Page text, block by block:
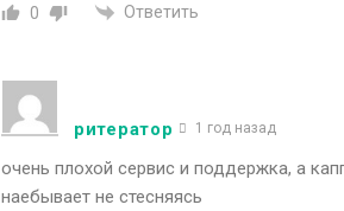
0 Ответить
ритератор 1 год назад
очень плохой сервис и поддержка, а
наебывает не стесняясь